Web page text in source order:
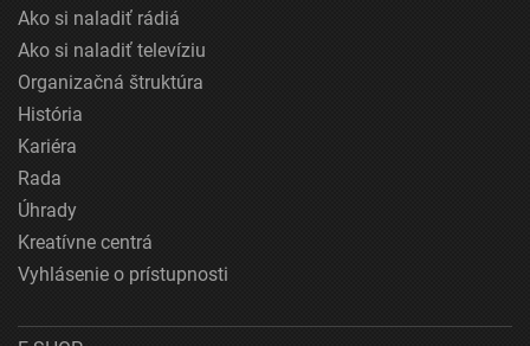
Ako si naladiť rádiá
Ako si naladiť televíziu
Organizačná štruktúra
História
Kariéra
Rada
Úhrady
Kreatívne centrá
Vyhlásenie o prístupnosti